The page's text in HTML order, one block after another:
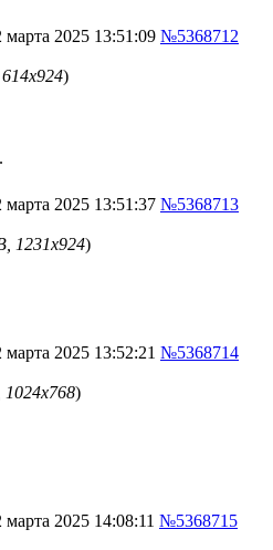
марта 2025 13:51:09 №5368712
)
марта 2025 13:51:37 №5368713
1231x924)
2025 13:52:21 №5368714
1024x768)
2025 14:08:11 №5368715